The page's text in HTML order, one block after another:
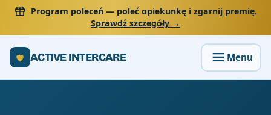
Program poleceń— poleć opiekunkę i zgarnij premię.
Sprawdź szczegóły →
ACTIVE INTERCARE